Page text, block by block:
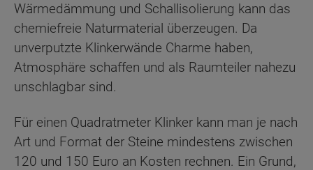
Wärmedämmung und Schallisolierung kann das
chemiefreie Naturmaterial überzeugen. Da
unverputzte Klinkerwände Charme haben,
Atmosphäre schaffen und als Raumteiler nahezu
unschlagbar sind.
Für einen Quadratmeter Klinker kann man je nach
Art und Format der Steine mindestens zwischen
120 und 150 Euro an Kosten rechnen. Ein Grund,